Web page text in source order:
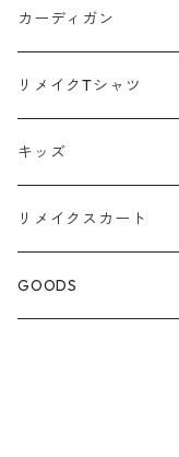
スウェット
ポロシャツ
カーディガン
リメイクTシャツ
キッズ
リメイクスカート
GOODS